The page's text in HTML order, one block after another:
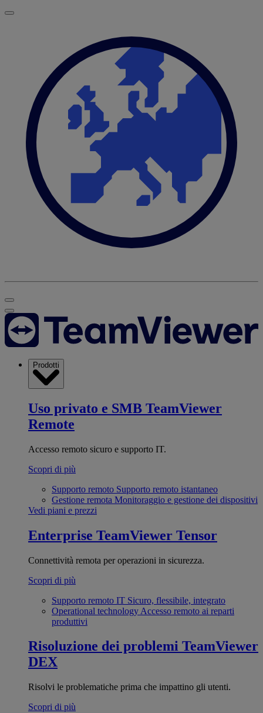
Prodotti
Uso privato e SMB TeamViewer
Remote
Accesso remoto sicuro e supporto IT.
Scopri di più
Supporto remoto Supporto remoto istantaneo
Gestione remota Monitoraggio e gestione dei dispositivi
Vedi piani e prezzi
Enterprise TeamViewer Tensor
Connettività remota per operazioni in sicurezza.
Scopri di più
Supporto remoto IT Sicuro, flessibile, integrato
Operational technology Accesso remoto ai reparti
produttivi
Risoluzione dei problemi TeamViewer
DEX
Risolvi le problematiche prima che impattino gli utenti.
Scopri di più